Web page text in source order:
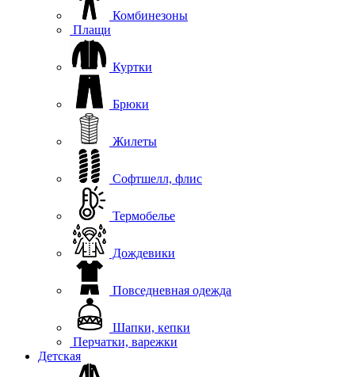
Комбинезоны
Плащи
Куртки
Брюки
Жилеты
Софтшелл, флис
Термобелье
Дождевики
Повседневная одежда
Шапки, кепки
Перчатки, варежки
Детская